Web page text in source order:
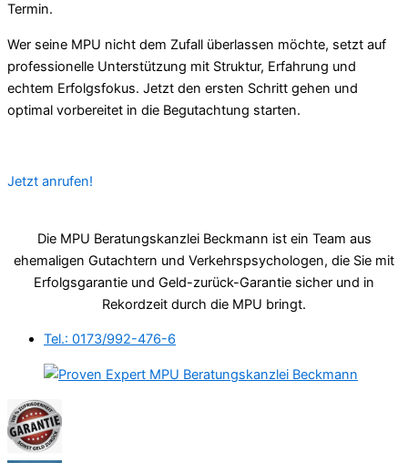
Termin.
Wer seine MPU nicht dem Zufall überlassen möchte, setzt auf
professionelle Unterstützung mit Struktur, Erfahrung und
echtem Erfolgsfokus. Jetzt den ersten Schritt gehen und
optimal vorbereitet in die Begutachtung starten.
Jetzt anrufen!
Die MPU Beratungskanzlei Beckmann ist ein Team aus
ehemaligen Gutachtern und Verkehrspsychologen, die Sie mit
Erfolgsgarantie und Geld-zurück-Garantie sicher und in
Rekordzeit durch die MPU bringt.
Tel.: 0173/992-476-6